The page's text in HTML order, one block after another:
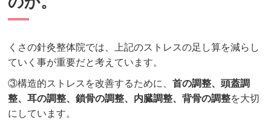
くさの針灸整体院では、上記のストレスの足し算を減らし
ていく事が重要だと考えています。
③構造的ストレスを改善するために、首の調整、頭蓋調
整、耳の調整、鎖骨の調整、内臓調整、背骨の調整を大切
にしています。